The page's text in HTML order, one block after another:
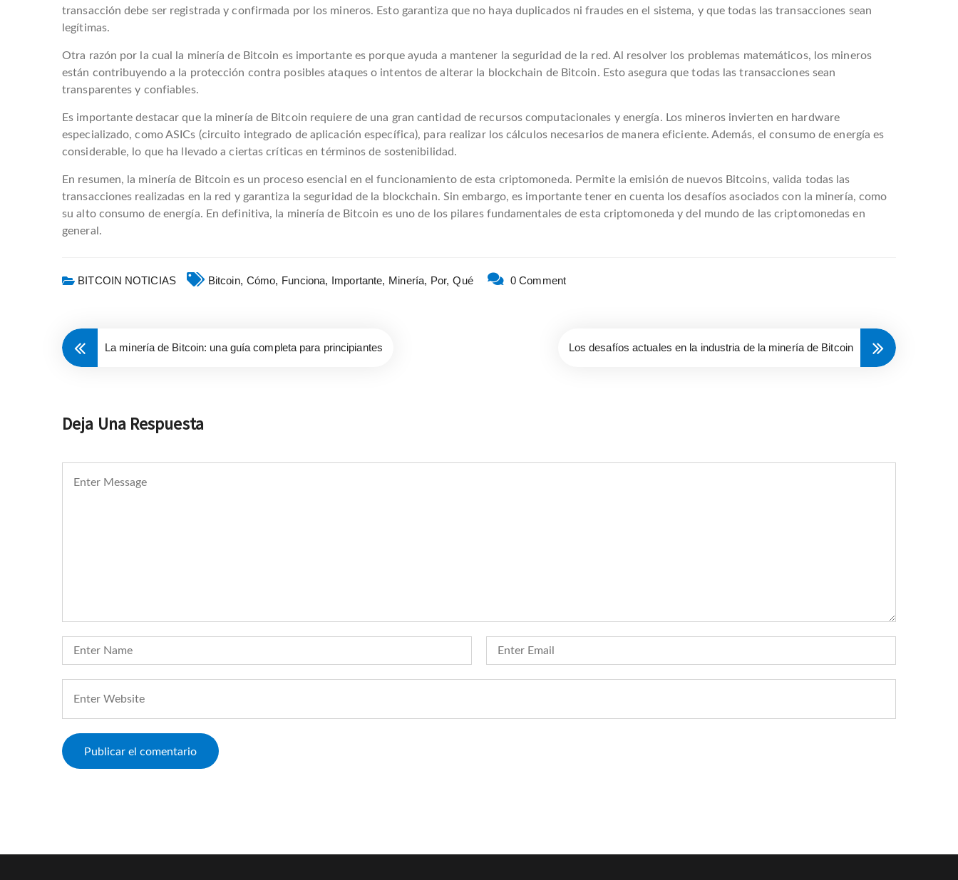
transacción debe ser registrada y confirmada por los mineros. Esto garantiza que no haya duplicados ni fraudes en el sistema, y que todas las transacciones sean
legítimas.
Otra razón por la cual la minería de Bitcoin es importante es porque ayuda a mantener la seguridad de la red. Al resolver los problemas matemáticos, los mineros
están contribuyendo a la protección contra posibles ataques o intentos de alterar la blockchain de Bitcoin. Esto asegura que todas las transacciones sean
transparentes y confiables.
Es importante destacar que la minería de Bitcoin requiere de una gran cantidad de recursos computacionales y energía. Los mineros invierten en hardware
especializado, como ASICs (circuito integrado de aplicación específica), para realizar los cálculos necesarios de manera eficiente. Además, el consumo de energía es
considerable, lo que ha llevado a ciertas críticas en términos de sostenibilidad.
En resumen, la minería de Bitcoin es un proceso esencial en el funcionamiento de esta criptomoneda. Permite la emisión de nuevos Bitcoins, valida todas las
transacciones realizadas en la red y garantiza la seguridad de la blockchain. Sin embargo, es importante tener en cuenta los desafíos asociados con la minería, como
su alto consumo de energía. En definitiva, la minería de Bitcoin es uno de los pilares fundamentales de esta criptomoneda y del mundo de las criptomonedas en
general.
BITCOIN NOTICIAS Bitcoin, Cómo, Funciona, Importante, Minería, Por, Qué 0 Comment
La minería de Bitcoin: una guía completa para principiantes Los desafíos actuales en la industria de la minería de Bitcoin
Deja Una Respuesta